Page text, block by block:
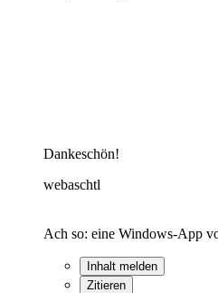
Dankeschön!
webaschtl
Ach so: eine Windows-App
Inhalt melden
Zitieren